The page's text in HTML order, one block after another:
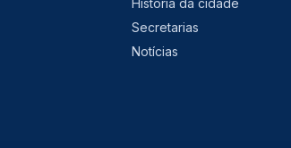
Secretarias
Notícias